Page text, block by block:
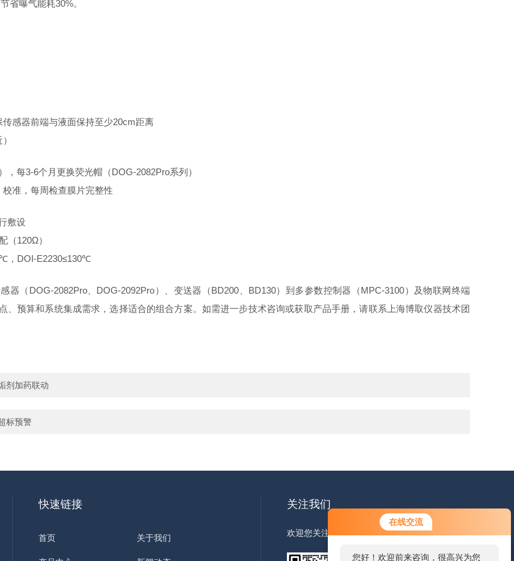
在线交流
您好！欢迎前来咨询，很高兴为您
省曝气能耗30%。
感器前端与液面保持至少20cm距离
每3-6个月更换荧光帽（DOG-2082Pro系列）
准，每周检查膜片完整性
敷设
（120Ω）
，DOI-E2230≤130℃
（DOG-2082Pro、DOG-2092Pro）、变送器（BD200、BD130）到多参数控制器（MPC-3100）及物联网终端
、预算和系统集成需求，选择适合的组合方案。如需进一步技术咨询或获取产品手册，请联系上海博取仪器技术团
剂加药联动
标预警
快速链接
首页 关于我们
关注我们
欢迎您关注我们的微信公众号了解更多信息